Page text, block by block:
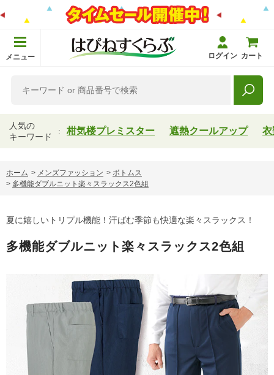
メニュー ログイン カート
人気の
キーワード
柑気楼プレミスター 遮熱クールアップ 衣
ホーム > メンズファッション > ボトムス
> 多機能ダブルニット楽々スラックス2色組
夏に嬉しいトリプル機能！汗ばむ季節も快適な楽々スラックス！
多機能ダブルニット楽々スラックス2色組